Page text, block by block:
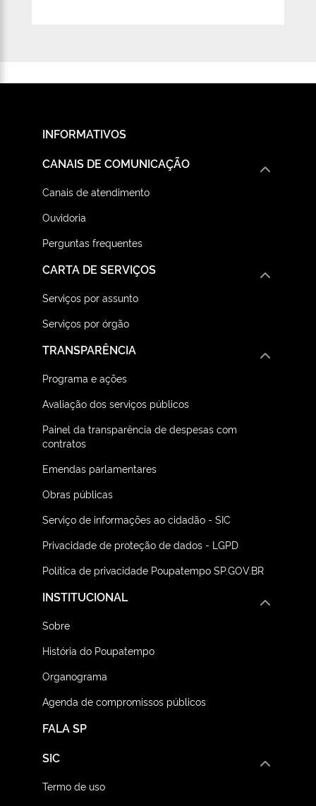
INFORMATIVOS
CANAIS DE COMUNICAÇÃO
Canais de atendimento
Ouvidoria
Perguntas frequentes
CARTA DE SERVIÇOS
Serviços por assunto
Serviços por órgão
TRANSPARÊNCIA
Programa e ações
Avaliação dos serviços públicos
Painel da transparência de despesas com
contratos
Emendas parlamentares
Obras públicas
Serviço de informações ao cidadão - SIC
Privacidade de proteção de dados - LGPD
Política de privacidade Poupatempo SP.GOV.BR
FALA SP
INSTITUCIONAL
Sobre
História do Poupatempo
Organograma
Agenda de compromissos públicos
SIC
Termo de uso